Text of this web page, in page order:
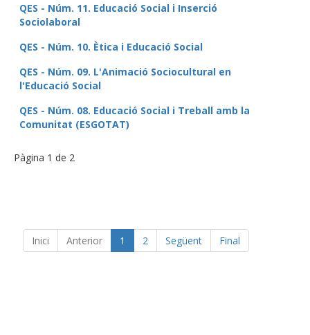
QES - Núm. 11. Educació Social i Inserció
Sociolaboral
QES - Núm. 10. Ètica i Educació Social
QES - Núm. 09. L'Animació Sociocultural en
l'Educació Social
QES - Núm. 08. Educació Social i Treball amb la
Comunitat (ESGOTAT)
Pàgina 1 de 2
Inici Anterior 1 2 Següent Final